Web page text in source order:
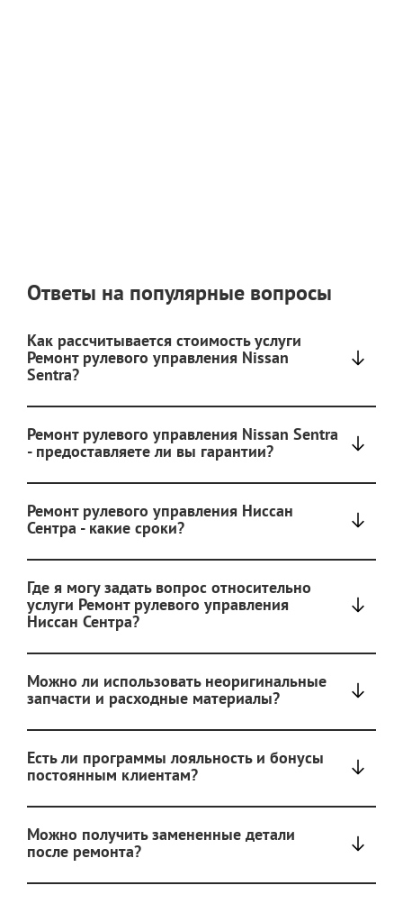
Ответы на популярные вопросы
Как рассчитывается стоимость услуги
Ремонт рулевого управления Nissan
Sentra?
Ремонт рулевого управления Nissan Sentra
- предоставляете ли вы гарантии?
Ремонт рулевого управления Ниссан
Сентра - какие сроки?
Где я могу задать вопрос относительно
услуги Ремонт рулевого управления
Ниссан Сентра?
Можно ли использовать неоригинальные
запчасти и расходные материалы?
Есть ли программы лояльность и бонусы
постоянным клиентам?
Можно получить замененные детали
после ремонта?